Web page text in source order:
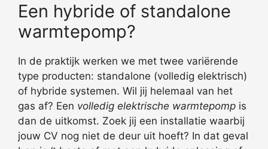
Een hybride of standalone
warmtepomp?
In de praktijk werken we met twee variërende
type producten: standalone (volledig elektrisch)
of hybride systemen. Wil jij helemaal van het
gas af? Een volledig elektrische warmtepomp is
dan de uitkomst. Zoek jij een installatie waarbij
jouw CV nog niet de deur uit hoeft? In dat geval